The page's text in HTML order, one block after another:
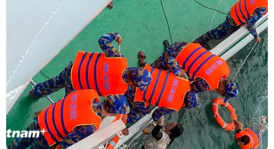
PVN đã xuất bán gần 8,7 triệu tấn dầu thô
và condensate
27/06/2016 13:35
Sáu tháng đầu năm, Tập đoàn Dầu khí Quốc gia Việt
Nam đã xuất khẩu gần 8,7 triệu tấn dầu thô và